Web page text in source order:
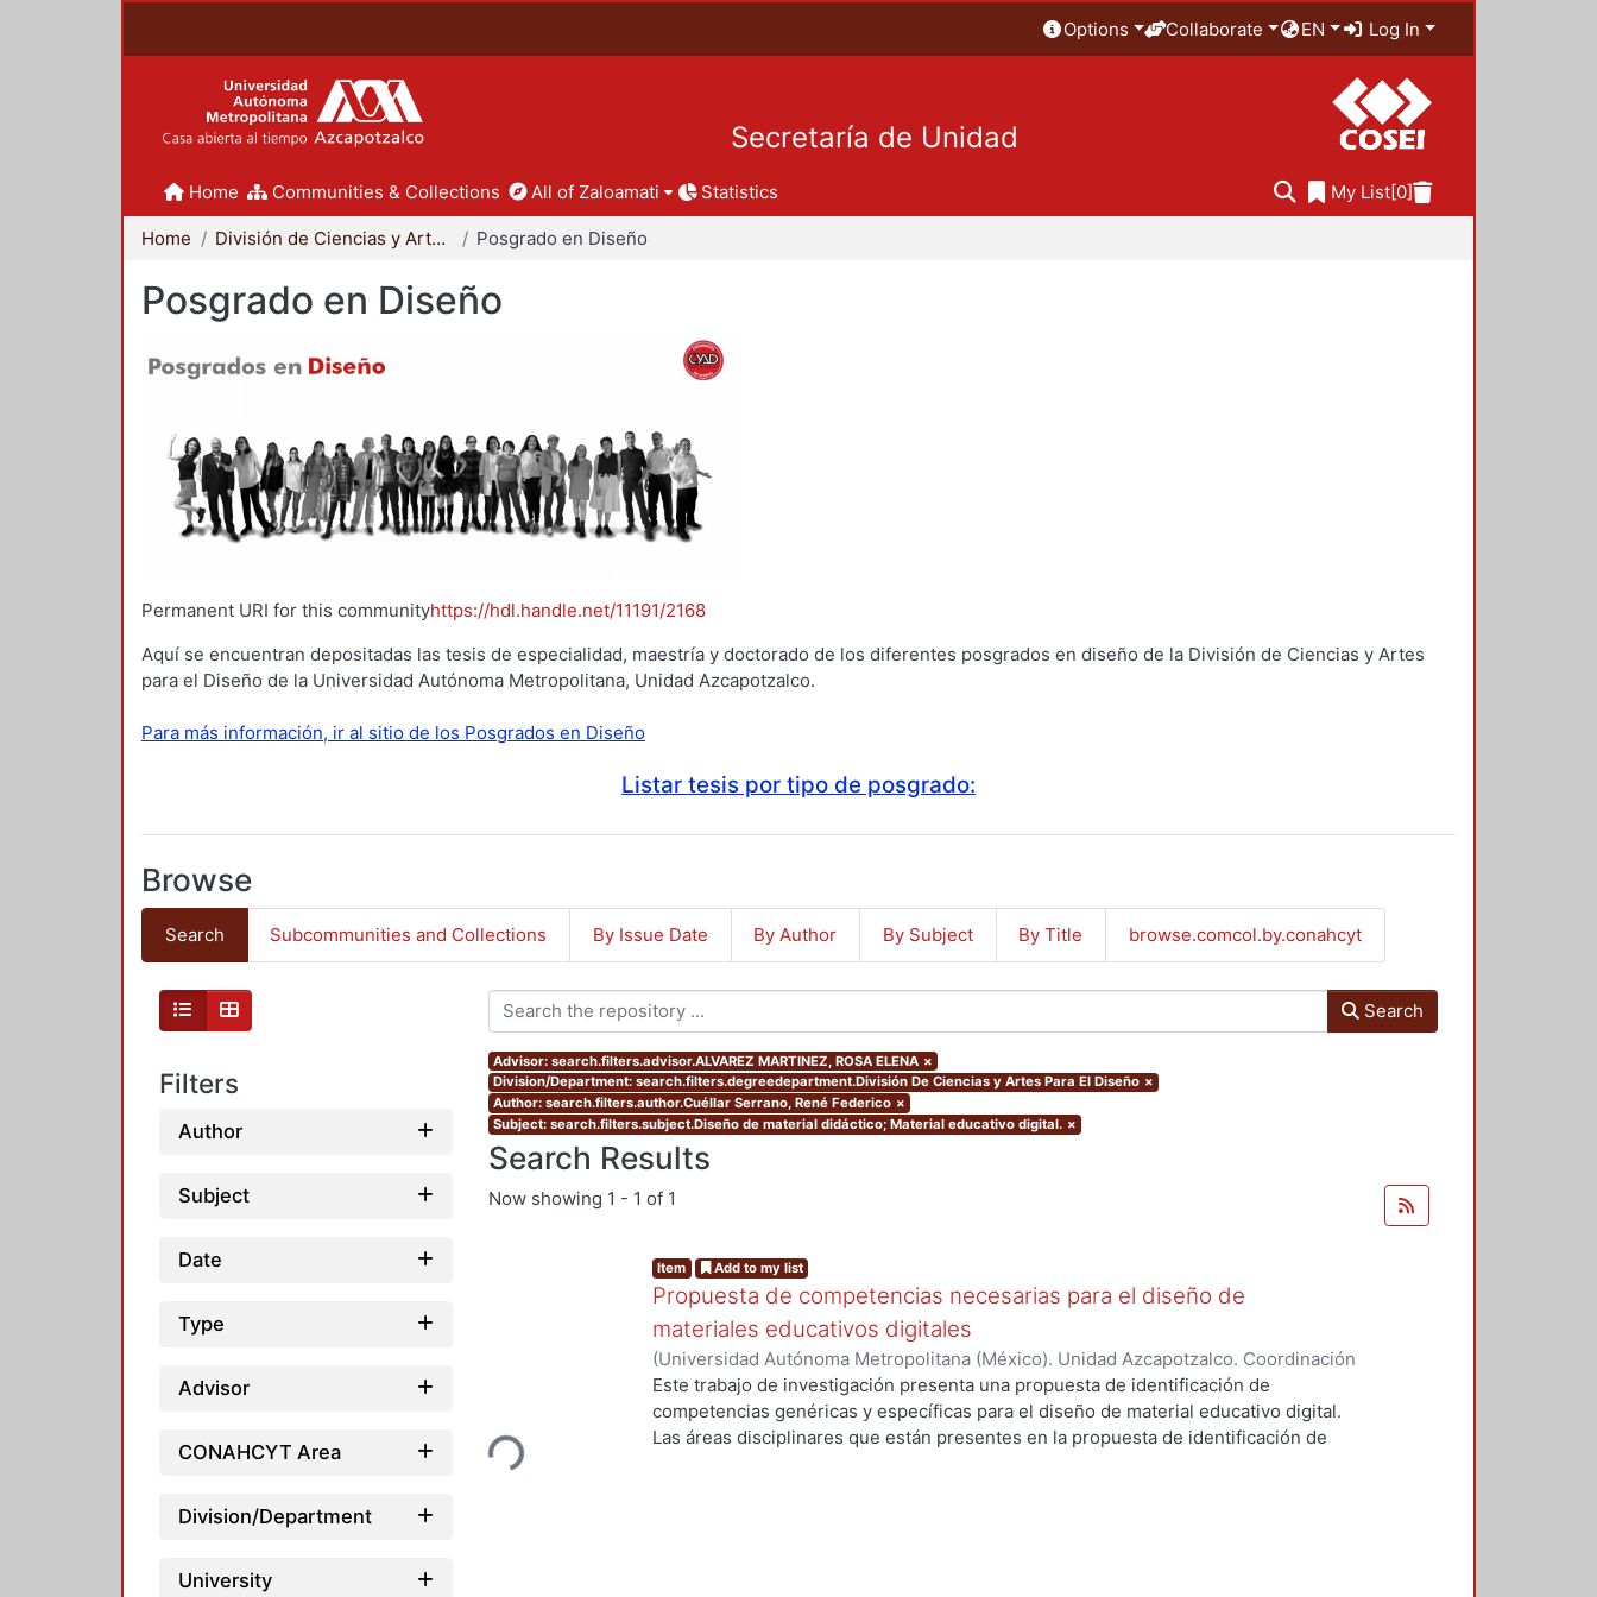
Options Collaborate EN Log In
Secretaría de Unidad
Home Communities & Collections All of Zaloamati Statistics My List[0]
Home División de Ciencias y Artes para el Diseño Posgrado en Diseño
Posgrado en Diseño
Permanent URI for this communityhttps://hdl.handle.net/11191/2168
Aquí se encuentran depositadas las tesis de especialidad, maestría y doctorado de los diferentes posgrados en diseño de la División de Ciencias y Artes
para el Diseño de la Universidad Autónoma Metropolitana, Unidad Azcapotzalco.
Para más información, ir al sitio de los Posgrados en Diseño
Listar tesis por tipo de posgrado:
Browse
Search Subcommunities and Collections By Issue Date By Author By Subject By Title browse.comcol.by.conahcyt
Filters
Author
Subject
Date
Type
Advisor
CONAHCYT Area
Division/Department
University
Search
Advisor: search.filters.advisor.ALVAREZ MARTINEZ, ROSA ELENA ×
Division/Department: search.filters.degreedepartment.División De Ciencias y Artes Para El Diseño ×
Author: search.filters.author.Cuéllar Serrano, René Federico ×
Subject: search.filters.subject.Diseño de material didáctico; Material educativo digital. ×
Search Results
Now showing 1 - 1 of 1
Loading...
Item Add to my list
Propuesta de competencias necesarias para el diseño de
materiales educativos digitales
(Universidad Autónoma Metropolitana (México). Unidad Azcapotzalco. Coordinación
de Servicios de Información.,2011-07) Cuéllar Serrano, René Federico
Este trabajo de investigación presenta una propuesta de identificación de
competencias genéricas y específicas para el diseño de material educativo digital.
Las áreas disciplinares que están presentes en la propuesta de identificación de